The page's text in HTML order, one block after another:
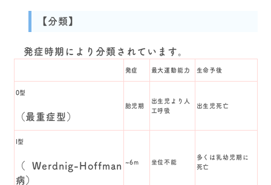
【分類】
発症時期により分類されています。
発症 最大運動能力 生命予後
0型
（最重症型）
胎児期
出生児より人
工呼吸
出生児死亡
I型
（Werdnig-Hoffman
病）
~6m 坐位不能
多くは乳幼児期に
死亡